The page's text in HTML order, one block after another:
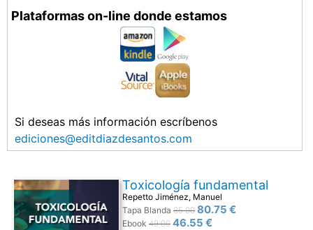
Plataformas on-line donde estamos
Si deseas más información escríbenos
ediciones@editdiazdesantos.com
Toxicología fundamental
Repetto Jiménez, Manuel
Tapa Blanda 85.00 80.75 €
Ebook 49.00 46.55 €